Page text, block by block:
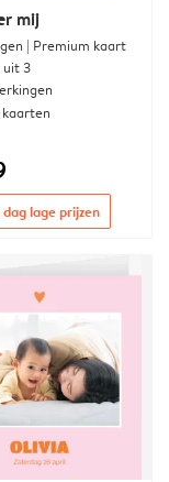
mij
| Premium kaart
uit 3
kaarten
dag lage prijzen